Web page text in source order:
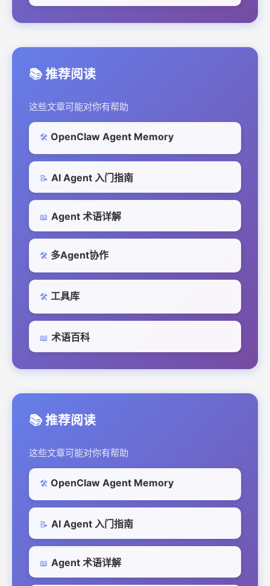
📚 推荐阅读
这些文章可能对你有帮助
🛠️ OpenClaw Agent Memory
📝 AI Agent 入门指南
📖 Agent 术语详解
🛠️ 多Agent协作
🛠️ 工具库
📖 术语百科
📚 推荐阅读
这些文章可能对你有帮助
🛠️ OpenClaw Agent Memory
📝 AI Agent 入门指南
📖 Agent 术语详解